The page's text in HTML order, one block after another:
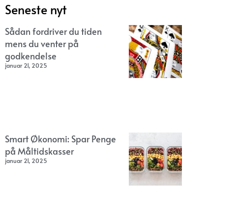
Seneste nyt
Sådan fordriver du tiden
mens du venter på
godkendelse
januar 21, 2025
Smart Økonomi: Spar Penge
på Måltidskasser
januar 21, 2025